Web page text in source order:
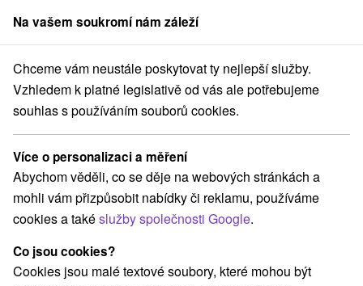
člen skupinySorger
Atrakce na Slovensku Múzeá a galérie Horná Nitra
Múzeá a galérie Horná Nitra
Kategorie
Všechny kategorie
Adrenalinové atrakcie(2)
Turistické atrakcie(2) Múzeá a galérie(3)
ZOO a zvieracie farmy
Atrakce s dětmi(14) Technické pamiatky(1)
Na vašem soukromí nám záleží
Chceme vám neustále poskytovat ty nejlepší služby.
Vzhledem k platné legislativě od vás ale potřebujeme
souhlas s používáním souborů cookies.
Více o personalizaci a měření
Abychom věděli, co se děje na webových stránkách a
mohli vám přizpůsobit nabídky či reklamu, používáme
cookies a takéslužby společnosti Google.
Co jsou cookies?
Cookies jsou malé textové soubory, které mohou být